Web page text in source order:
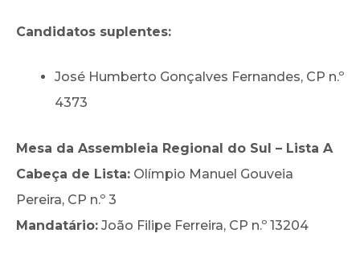
Candidatos suplentes:
José Humberto Gonçalves Fernandes, CP n.º
4373
Mesa da Assembleia Regional do Sul – Lista A
Cabeça de Lista: Olímpio Manuel Gouveia
Pereira, CP n.º 3
Mandatário: João Filipe Ferreira, CP n.º 13204